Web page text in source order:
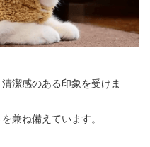
潔感のある印象を受けま
兼ね備えています。